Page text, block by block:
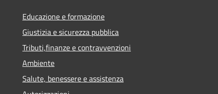
Educazione e formazione
Giustizia e sicurezza pubblica
Tributi,finanze e contravvenzioni
Ambiente
Salute, benessere e assistenza